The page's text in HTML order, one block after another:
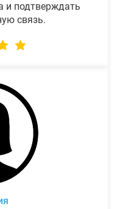
и подтверждать
связь.